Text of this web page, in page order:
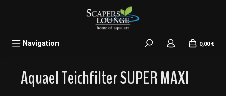
Navigation 0,00 €
Aquael Teichfilter SUPER MAXI